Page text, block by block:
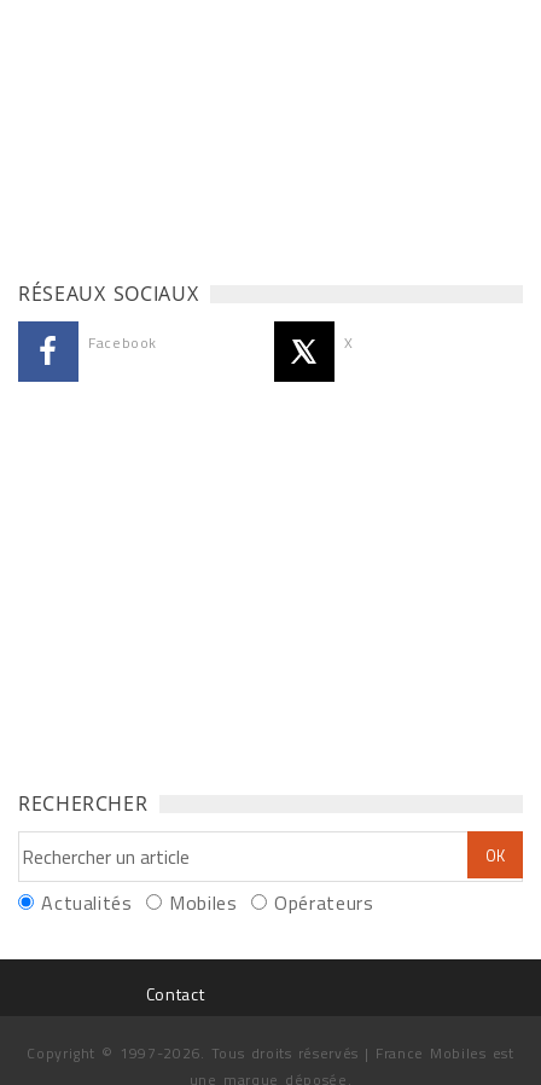
RÉSEAUX SOCIAUX
Facebook X
RECHERCHER
Actualités Mobiles Opérateurs
Contact
Copyright © 1997-2026. Tous droits réservés | France Mobiles est
une marque déposée.